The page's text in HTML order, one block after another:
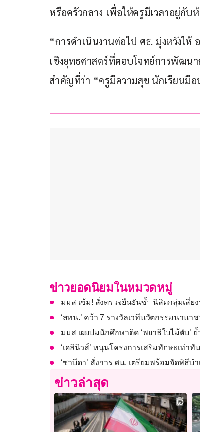
หรือครัวกลาง เพื่อให้ครูมีเวลาอยู่กับ
“การดำเนินงานต่อไป ศธ. มุ่งหวังใ
เชิงยุทธศาสตร์ที่ตอบโจทย์การพัฒน
สำคัญที่ว่า “ครูมีความสุข นักเรียนมีอ
ข่าวยอดนิยมในหมวดหมู่
มมส เข้ม! สั่งตรวจยืนยันซ้ำ นิสิตกลุ่มเสี่
‘สทน.’ คว้า 7 รางวัลเวทีนวัตกรรมนาน
มมส เผยปมนักศึกษาติด ‘พยาธิใบไม้ตับ’
‘เดลินิวส์’ หนุนโครงการเสริมทักษะเท่า
‘ซาบีดา’ สั่งการ ศน. เตรียมพร้อมจัดพิธี
ข่าวล่าสุด